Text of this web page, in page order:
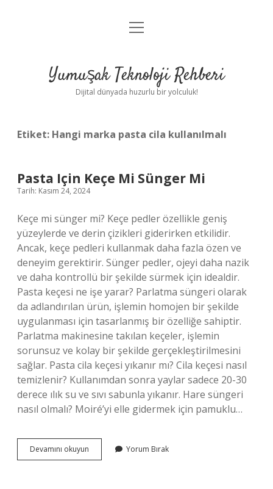
Anasayfa
Yasal Uyarı
menüyü
Yumuşak Teknoloji Rehberi
Dijital dünyada huzurlu bir yolculuk!
Etiket: Hangi marka pasta cila kullanılmalı
Pasta Için Keçe Mi Sünger Mi
Tarih: Kasım 24, 2024
Keçe mi sünger mi? Keçe pedler özellikle geniş
yüzeylerde ve derin çizikleri giderirken etkilidir.
Ancak, keçe pedleri kullanmak daha fazla özen ve
deneyim gerektirir. Sünger pedler, ojeyi daha nazik
ve daha kontrollü bir şekilde sürmek için idealdir.
Pasta keçesi ne işe yarar? Parlatma süngeri olarak
da adlandırılan ürün, işlemin homojen bir şekilde
uygulanması için tasarlanmış bir özelliğe sahiptir.
Parlatma makinesine takılan keçeler, işlemin
sorunsuz ve kolay bir şekilde gerçekleştirilmesini
sağlar. Pasta cila keçesi yıkanır mı? Cila keçesi nasıl
temizlenir? Kullanımdan sonra yaylar sadece 20-30
derece ılık su ve sıvı sabunla yıkanır. Hare süngeri
nasıl olmalı? Moiré’yi elle gidermek için pamuklu…
Devamını okuyun
Için
Yorum Bırak